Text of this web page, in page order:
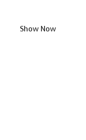
Show Now